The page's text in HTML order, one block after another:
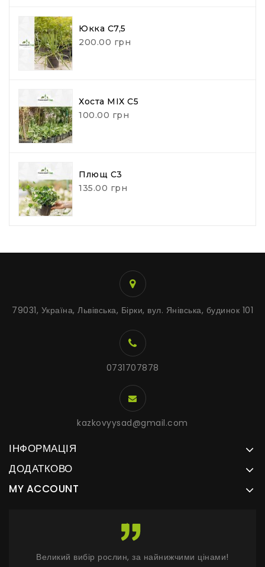
Юкка С7,5
200.00 грн
Хоста МІХ С5
100.00 грн
Плющ С3
135.00 грн
79031, Україна, Львівська, Бірки, вул. Янівська, будинок 101
0731707878
kazkovyysad@gmail.com
ІНФОРМАЦІЯ
ДОДАТКОВО
MY ACCOUNT
Великий вибір рослин, за найнижчими цінами!